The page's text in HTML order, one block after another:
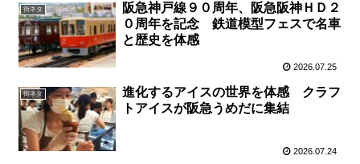
街ネタ
阪急神戸線９０周年、阪急阪神ＨＤ２
０周年を記念 鉄道模型フェスで名車
と歴史を体感
2026.07.25
街ネタ
進化するアイスの世界を体感 クラフ
トアイスが阪急うめだに集結
2026.07.24